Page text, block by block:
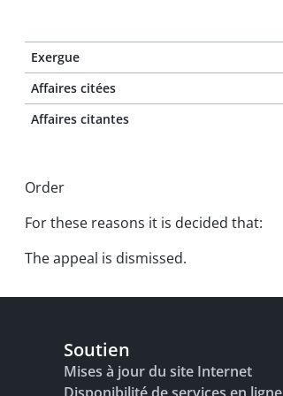
Exergue
Affaires citées
Affaires citantes
Order
For these reasons it is decided that:
The appeal is dismissed.
Soutien
Mises à jour du site Internet